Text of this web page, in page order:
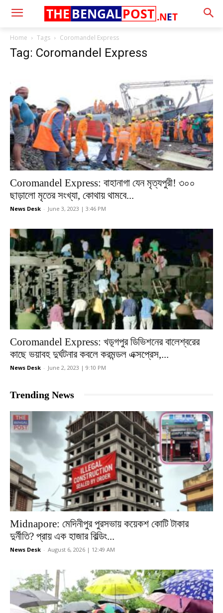
.NET
THE BENGALPOST
Home Tags Coromandel Express
Tag: Coromandel Express
Coromandel Express: বাহানাগা যেন মৃত্যপুরী! ৩০০
ছাড়ালো মৃতের সংখ্যা, কোথায় থামবে...
News Desk - June 3, 2023 | 3:46 PM
Coromandel Express: খড়্গপুর ডিভিশনের বালেশ্বরের
কাছে ভয়াবহ দুর্ঘটনার কবলে করমন্ডল এক্সপ্রেস,...
News Desk - June 2, 2023 | 9:10 PM
Trending News
Midnapore: মেদিনীপুর পুরসভায় কয়েকশ কোটি টাকার
দুর্নীতি? প্রায় এক হাজার বিল্ডিং...
News Desk - August 6, 2026 | 12:49 AM